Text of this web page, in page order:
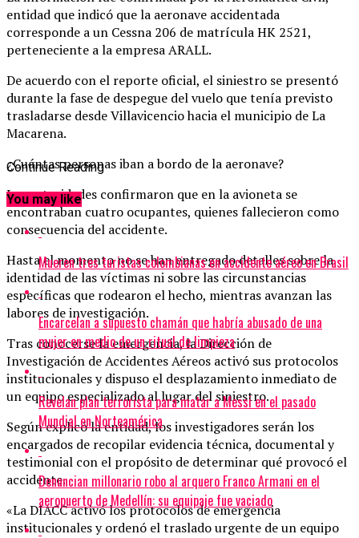
entidad que indicó que la aeronave accidentada
corresponde a un Cessna 206 de matrícula HK 2521,
perteneciente a la empresa ARALL.
De acuerdo con el reporte oficial, el siniestro se presentó
durante la fase de despegue del vuelo que tenía previsto
trasladarse desde Villavicencio hacia el municipio de La
Macarena.
¿Cuántas personas iban a bordo de la aeronave?
Las autoridades confirmaron que en la avioneta se
encontraban cuatro ocupantes, quienes fallecieron como
consecuencia del accidente.
Hasta el momento no se han entregado detalles sobre la
identidad de las víctimas ni sobre las circunstancias
específicas que rodearon el hecho, mientras avanzan las
labores de investigación.
Tras conocerse la emergencia, la Dirección de
Investigación de Accidentes Aéreos activó sus protocolos
institucionales y dispuso el desplazamiento inmediato de
un equipo especializado al lugar del siniestro.
Según explicó la entidad, los investigadores serán los
encargados de recopilar evidencia técnica, documental y
testimonial con el propósito de determinar qué provocó el
accidente.
«La DIACC activó los protocolos de emergencia
institucionales y ordenó el traslado urgente de un equipo
Continue Reading
You may like
Mueren tres turistas colombianas en accidente aéreo en Brasil
Encarcelan a supuesto chamán que habría abusado de una
mujer en medio de un ritual de limpieza
Revelan plan terrorista para matar a Messi en el pasado
Mundial en Norteamérica
Denuncian millonario robo al arquero Franco Armani en el
aeropuerto de Medellín: su equipaje fue vaciado